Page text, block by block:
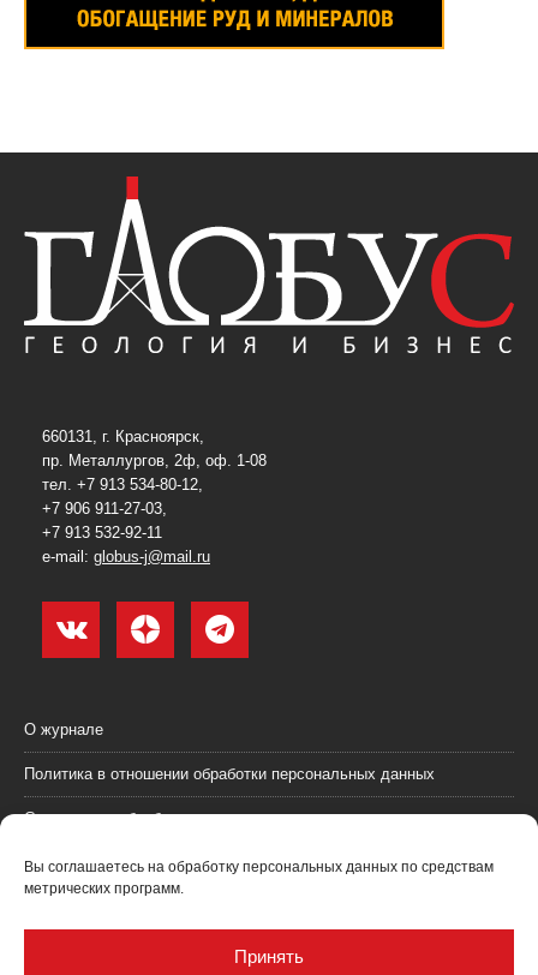
Вы соглашаетесь на обработку персональных данных по средствам
метрических программ.
Принять
660131, г. Красноярск,
пр. Металлургов, 2ф, оф. 1-08
тел. +7 913 534-80-12,
+7 906 911-27-03,
+7 913 532-92-11
e-mail: globus-j@mail.ru
О журнале
Политика в отношении обработки персональных данных
Согласие на обработку персональных данных
Пользовательское соглашение (оферта)